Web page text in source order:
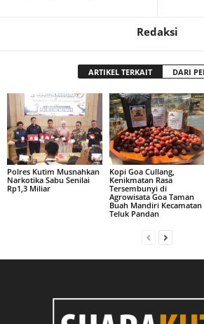
Redaksi
ARTIKEL TERKAIT DARI
Polres Kutim Musnahkan
Narkotika Sabu Senilai
Rp1,3 Miliar
Kopi Goa Cullang,
Kenikmatan Rasa
Tersembunyi di
Agrowisata Goa Taman
Buah Mandiri Kecamatan
Teluk Pandan